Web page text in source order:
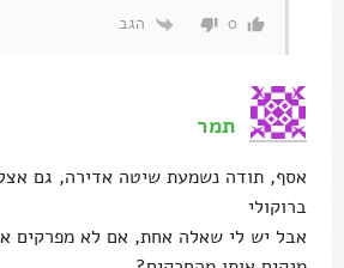
0 הגב
תמר
אסף, תודה נשמעת שיטה אדירה, גם
ברוקולי
אבל יש לי שאלה אחת, אם לא מפרקים